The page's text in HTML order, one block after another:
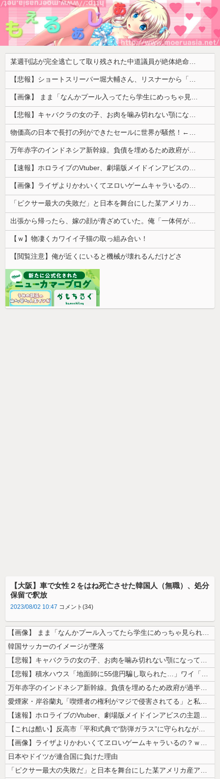
某週刊誌が完全逃亡して取り残された中道議員が絶体絶命の窮地、「今度は宏池会に矛先を向けたか……」と節操の無さに呆れる人が続出
【悲報】ショートスリーパー堀大輔さん、リスナーから「寝たほうがいい！」と言われてガチギレし炎上 → 高須幹也医師の医学的アドバイスに激昂 ｗｗｗｗｗｗｗｗｗ
【画像】 まま「なんかプール入ってたら学生にめっちゃ見られたw」
【悲報】キャバクラの女の子、お肉を噛み切れない顎になってしまう・・・
物価高の日本で長打の列ができたセールに世界が騒然！←「我が国でもやってくれ！」（海外の反応）
万年赤字のインドネシア新幹線。負債を埋めるため政府が過半数の株式を引き受ける
【速報】ホロライブのVtuber、劇場版メイドインアビスの主題歌決定wwwwwwwwww
【画像】ライザよりかわいくてヱロいゲームキャラいるの？ｗｗｗｗｗ
「ピクサー最大の失敗だ」と日本を舞台にした某アメリカ産アニメが話題に、日本と韓国の両方に失礼すぎるわ……
出張から帰ったら、嫁の顔が青ざめていた。俺「一体何があったんだ？」嫁「…」→子供たちに話を聞くと…
【ｗ】物凄くカワイイ子猫の取っ組み合い！
【閲覧注意】俺が近くにいると機械が壊れるんだけどさ
【大阪】車で女性２をはね死亡させた韓国人（無職）、処分
保留で釈放
2023/08/02 10:47 コメント(34)
【画像】 まま「なんかプール入ってたら学生にめっちゃ見られたw」
韓国サッカーのイメージが墜落
【悲報】キャバクラの女の子、お肉を噛み切れない顎になってしまう・・・
【悲報】積水ハウス「地面師に55億円騙し取られた…」ワイ「会社終わった...
万年赤字のインドネシア新幹線。負債を埋めるため政府が過半数の株式を引き...
愛煙家・岸谷蘭丸「喫煙者の権利がマジで侵害されてる」と私見 「いくら税...
【速報】ホロライブのVtuber、劇場版メイドインアビスの主題歌決定w...
【これは酷い】反高市「平和式典で“防弾ガラス”に守られながらスピーチ。...
【画像】ライザよりかわいくてヱロいゲームキャラいるの？ｗｗｗｗｗ
日本やドイツが連合国に負けた理由
「ピクサー最大の失敗だ」と日本を舞台にした某アメリカ産アニメが話題に、...